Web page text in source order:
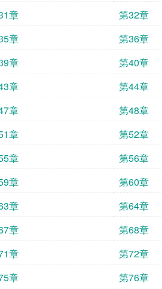
章
第32章
章
第36章
章
第40章
章
第44章
章
第48章
章
第52章
章
第56章
章
第60章
章
第64章
章
第68章
章
第72章
章
第76章